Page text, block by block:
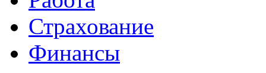
Страхование
Финансы